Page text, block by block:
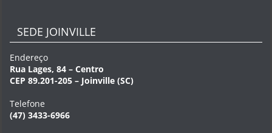
SEDE JOINVILLE
Endereço
Rua Lages, 84 – Centro
CEP 89.201-205 – Joinville (SC)
Telefone
(47) 3433-6966